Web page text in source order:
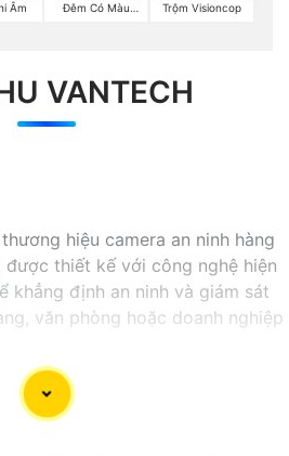
Âm
Đêm Có Màu
Trộm Visioncop
VANTECH
hiệu camera an ninh hàng
được thiết kế với công nghệ hiện
khẳng định an ninh và giám sát
văn phòng hoặc doanh nghiệp
các dòng sản phẩm camera
camera IP, camera HD-TVI,
camera thông minh, và nhiều